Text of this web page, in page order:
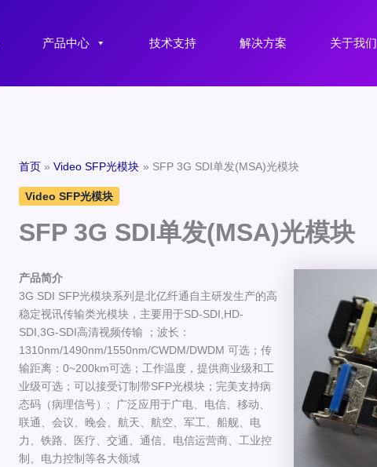
产品中心 技术支持 解决方案 关于我们
首页 Video SFP光模块 SFP 3G SDI单发(MSA)光模块
Video SFP光模块
SFP 3G SDI单发(MSA)光模块
产品简介
3G SDI SFP光模块系列是北亿纤通自主研发生产的高
稳定视讯传输类光模块，主要用于SD-SDI,HD-
SDI,3G-SDI高清视频传输 ；波长：
1310nm/1490nm/1550nm/CWDM/DWDM 可选；传
输距离：0~200km可选；工作温度，提供商业级和工
业级可选；可以接受订制带SFP光模块；完美支持病
态码（病理信号）; 广泛应用于广电、电信、移动、
联通、会议、晚会、航天、航空、军工、船舰、电
力、铁路、医疗、交通、通信、电信运营商、工业控
制、电力控制等各大领域